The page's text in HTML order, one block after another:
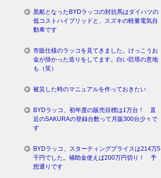
黒船となったBYDラッコの対抗馬はダイハツの
低コストハイブリッドと、スズキの軽量電気自
動車です
市販仕様のラッコを見てきました。けっこうお
金が掛かった造りをしてます。白い巨塔の意地
も（笑）
被災した時のマニュアルを作っておきたい
BYDラッコ、初年度の販売目標は1万台！ 直
近のSAKURAの登録台数って月販300台少々で
す
BYDラッコ、スターティングプライスは214万5
千円でした。補助金使えば200万円切り！ 予
想通りです